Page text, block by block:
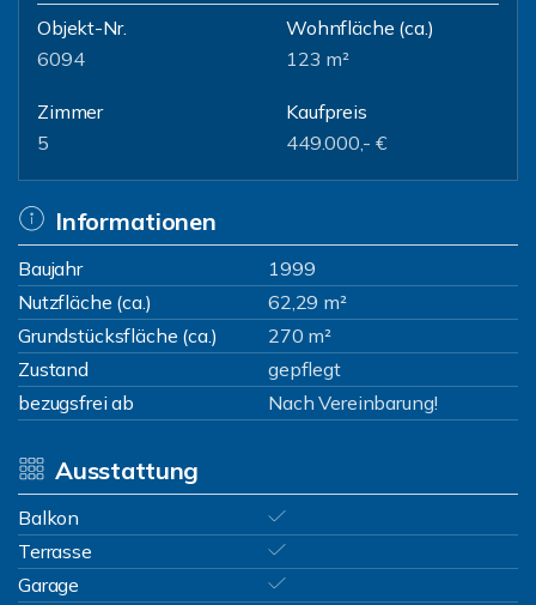
Objekt-Nr.
6094
Wohnfläche (ca.)
123 m²
Zimmer
5
Kaufpreis
449.000,- €
Informationen
Baujahr
1999
Nutzfläche (ca.)
62,29 m²
Grundstücksfläche (ca.)
270 m²
Zustand
gepflegt
bezugsfrei ab
Nach Vereinbarung!
Ausstattung
Balkon
Terrasse
Garage